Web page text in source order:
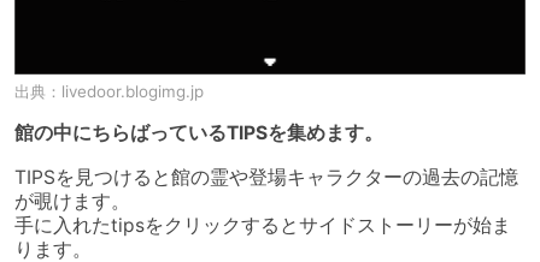
出典： livedoor.blogimg.jp
館の中にちらばっているTIPSを集めます。
TIPSを見つけると館の霊や登場キャラクターの過去の記憶
が覗けます。
手に入れたtipsをクリックするとサイドストーリーが始ま
ります。